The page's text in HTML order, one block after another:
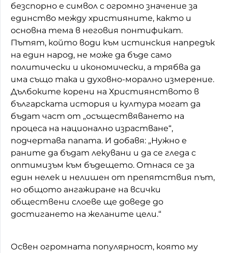
безспорно е символ с огромно значение за
единство между християните, както и
основна тема в неговия понтификат.
Пътят, който води към истинския напредък
на един народ, не може да бъде само
политически и икономически, а трябва да
има също така и духовно-морално измерение.
Дълбоките корени на Християнството в
българската история и култура могат да
бъдат част от „осъществяването на
процеса на национално израстване“,
подчертава папата. И добавя: „Нужно е
раните да бъдат лекувани и да се гледа с
оптимизъм към бъдещето. Отнася се за
един нелек и нелишен от препятствия път,
но общото ангажиране на всички
обществени слоеве ще доведе до
достигането на желаните цели.“
Освен огромната популярност, която му